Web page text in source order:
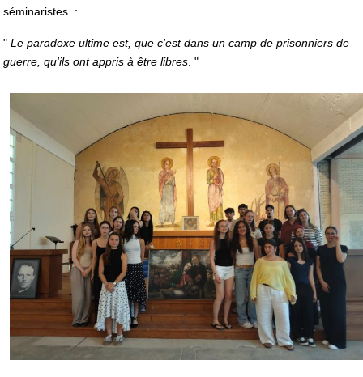
séminaristes :
" Le paradoxe ultime est, que c'est dans un camp de prisonniers de
guerre, qu'ils ont appris à être libres . "